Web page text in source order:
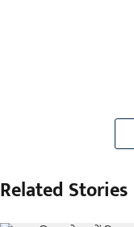
Related Stories